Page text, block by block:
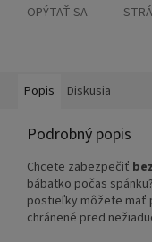
OPÝTAŤ SA
Popis Diskusia
Podrobný popis
Chcete zabezpečiť
bábätko počas
postieľky môžete mať
chránené pred